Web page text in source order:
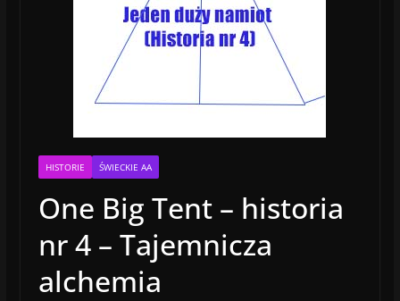
HISTORIE ŚWIECKIE AA
One Big Tent – historia
nr 4 – Tajemnicza
alchemia